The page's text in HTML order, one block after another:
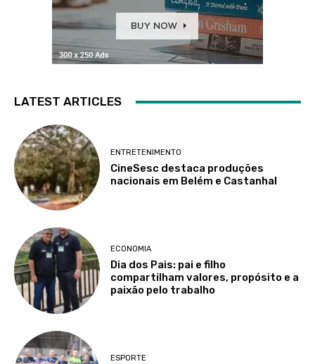
LATEST ARTICLES
ENTRETENIMENTO
CineSesc destaca produções
nacionais em Belém e Castanhal
ECONOMIA
Dia dos Pais: pai e filho
compartilham valores, propósito e a
paixão pelo trabalho
ESPORTE